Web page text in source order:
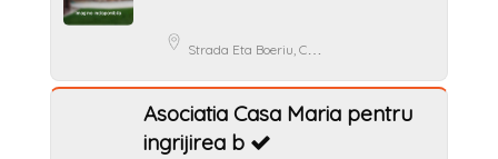
Strada Eta Boeriu, Cluj-Napoca, Romania
Asociatia Casa Maria pentru
ingrijirea b